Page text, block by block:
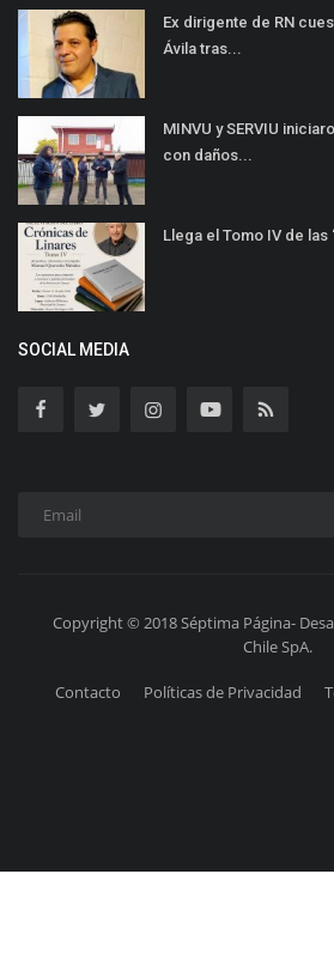
Ex dirigente de RN
Ávila tras...
MINVU y SERVIU
con daños...
Llega el Tomo IV de las
SOCIAL MEDIA
Copyright © 2018 Séptima Página-
Chile SpA.
Contacto Políticas de Privacidad